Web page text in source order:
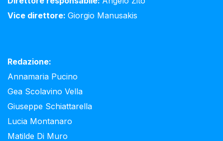
Vice direttore: Giorgio Manusakis
Redazione:
Annamaria Pucino
Gea Scolavino Vella
Giuseppe Schiattarella
Lucia Montanaro
Matilde Di Muro